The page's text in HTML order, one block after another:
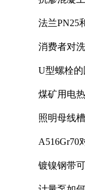
法兰PN25
消费者对
U型螺栓
煤矿用电
照明母线
A516Gr70
镀镍钢带